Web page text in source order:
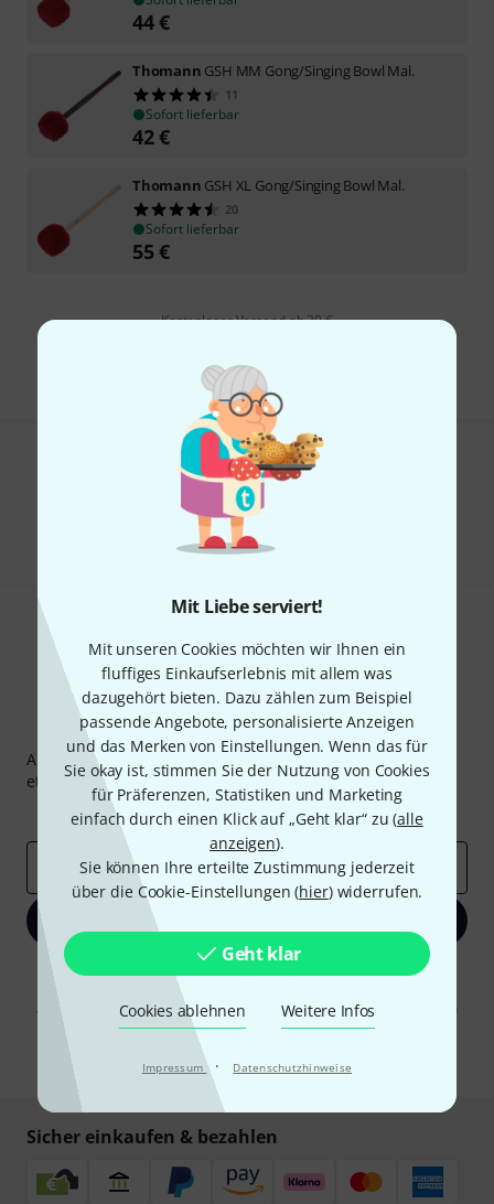
Mit Liebe serviert!
Mit unseren Cookies möchten wir Ihnen ein
fluffiges Einkaufserlebnis mit allem was
dazugehört bieten. Dazu zählen zum Beispiel
passende Angebote, personalisierte Anzeigen
und das Merken von Einstellungen. Wenn das für
Sie okay ist, stimmen Sie der Nutzung von Cookies
für Präferenzen, Statistiken und Marketing
einfach durch einen Klick auf „Geht klar“ zu (alle
anzeigen).
Sie können Ihre erteilte Zustimmung jederzeit
über die Cookie-Einstellungen (hier) widerrufen.
Geht klar
Cookies ablehnen Weitere Infos
Impressum · Datenschutzhinweise
44€
Thomann GSH MM Gong/Singing Bowl Mal.
11
Sofort lieferbar
42€
Thomann GSH XL Gong/Singing Bowl Mal.
20
Sofort lieferbar
55€
Kostenloser Versand ab 29 €
Gefällt Ihnen, was Sie sehen?
Teilen Hilfe & Feedback
Thomann Newsletter
Abonniere den Thomann Newsletter und gewinne mit
etwas Glück einen von50 Gutscheinenüber jeweils50€
Inspirierende Beiträge
Deals Thomann Insights
E-Mail-Adresse*
Mit Klick auf „Jetzt anmelden“ stimmen Sie dem Erhalt von E-Mail-
Werbung und einer Messung des E-Mail-Nutzungsverhaltens zu. Die
Abmeldung ist jederzeit möglich. Weitere Informationen finden Sie in
unserenDatenschutzhinweisen.
* Pflichtfeld
Sicher einkaufen & bezahlen